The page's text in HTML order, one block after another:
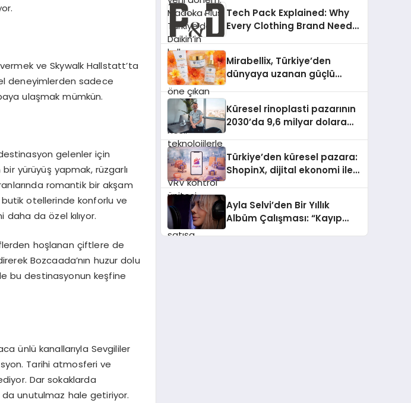
ve Skywalk Hallstatt’ta
deneyimlerden sadece
ulaşmak mümkün.
gelenler için
yürüyüş yapmak, rüzgarlı
romantik bir akşam
butik otellerinde konforlu ve
da özel kılıyor.
hoşlanan çiftlere de
Bozcaada’nın huzur dolu
bu destinasyonun keşfine
ünlü kanallarıyla Sevgililer
Tarihi atmosferi ve
Dar sokaklarda
unutulmaz hale getiriyor.
dostu tasarımıyla öne çıkan
Madoka ailesinin yeni nesil
teknolojilerle donatılmış son
modeli VRV kontrol ünitesi
Madoka Plus Türkiye’de
satışa sunuldu. Tam
dokunmatik ekranı, mobil
uygulama desteği ve akıllı
sensör entegrasyonu
daha kolay, konforlu ve
verimli hale getiriyor. Enerji
verimliliğini artırırken
modern yaşam alanlarında
teknolojiyi estetik ile bulu
Tech Pack Explained: Why
Every Clothing Brand Needs
Mirabellix, Türkiye’den
dünyaya uzanan güçlü
Küresel rinoplasti pazarının
2030’da 9,6 milyar dolara
Türkiye’den küresel pazara:
ShopinX, dijital ekonomi ile
Ayla Selvi’den Bir Yıllık
Albüm Çalışması: “Kayıp